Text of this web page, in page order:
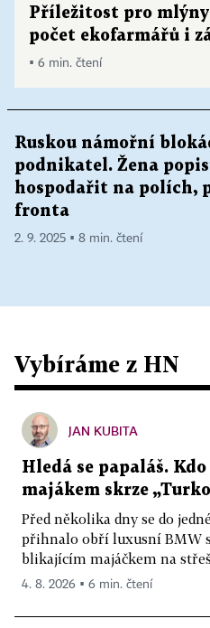
Příležitost pro mlýny
počet ekofarmářů i
▪ 6 min. čtení
Ruskou námořní
podnikatel. Žena
hospodařit na polích,
fronta
2. 9. 2025 ▪ 8 min. čtení
Vybíráme z HN
JAN KUBITA
Hledá se papaláš.
majákem skrze
Před několika dny se do
přihnalo obří luxusní BMW
blikajícím majáčkem na
4. 8. 2026 ▪ 6 min. čtení